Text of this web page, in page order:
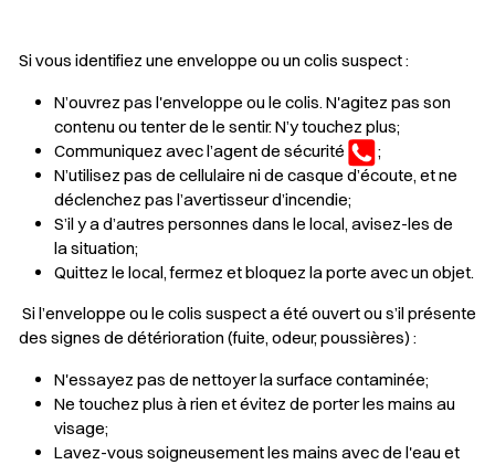
Si vous identifiez une enveloppe ou un colis suspect :
N’ouvrez pas l'enveloppe ou le colis. N'agitez pas son
contenu ou tenter de le sentir. N’y touchez plus;
Communiquez avec l’agent de sécurité
;
N’utilisez pas de cellulaire ni de casque d’écoute, et ne
déclenchez pas l’avertisseur d’incendie;
S’il y a d’autres personnes dans le local, avisez-les de
la situation;
Quittez le local, fermez et bloquez la porte avec un objet.
Si l’enveloppe ou le colis suspect a été ouvert ou s’il présente
des signes de détérioration (fuite, odeur, poussières) :
N'essayez pas de nettoyer la surface contaminée;
Ne touchez plus à rien et évitez de porter les mains au
visage;
Lavez-vous soigneusement les mains avec de l'eau et